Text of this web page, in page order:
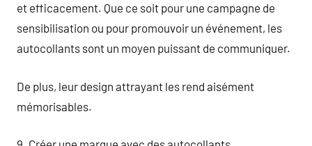
et efficacement. Que ce soit pour une campagne de
sensibilisation ou pour promouvoir un événement, les
autocollants sont un moyen puissant de communiquer.
De plus, leur design attrayant les rend aisément
mémorisables.